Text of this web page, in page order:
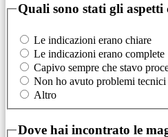
Quali sono stati gli aspetti
Le indicazioni erano chiare
Le indicazioni erano complete
Capivo sempre che stavo
Non ho avuto problemi tecnici
Altro
Dove hai incontrato le